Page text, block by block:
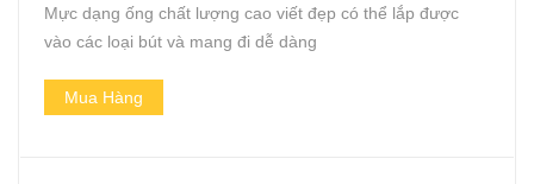
Mực dạng ống chất lượng cao viết đẹp có thể lắp được
vào các loại bút và mang đi dễ dàng
Mua Hàng